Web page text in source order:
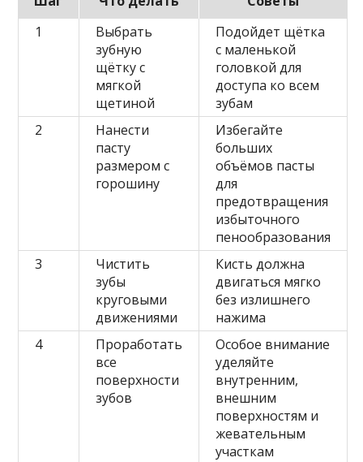
1
Выбрать
зубную
щётку с
мягкой
щетиной
Подойдет щётка
с маленькой
головкой для
доступа ко всем
зубам
2
Нанести
пасту
размером с
горошину
Избегайте
больших
объёмов пасты
для
предотвращения
избыточного
пенообразования
3
Чистить
зубы
круговыми
движениями
Кисть должна
двигаться мягко
без излишнего
нажима
4
Проработать
все
поверхности
зубов
Особое внимание
уделяйте
внутренним,
внешним
поверхностям и
жевательным
участкам